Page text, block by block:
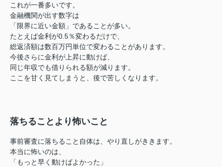
これが一番多いです。
金融機関が出す数字は
「限界に近い金額」であることが多い。
たとえば金利が0.5％変わるだけで、
総返済額は数百万円単位で変わることがあります。
今後さらに金利が上昇に動けば、
同じ年収でも借りられる額が減ります。
ここを甘く見てしまうと、後で苦しくなります。
落ちることより怖いこと
事前審査に落ちること自体は、やり直しがききます。
本当に怖いのは、
「もっと早く動けばよかった」